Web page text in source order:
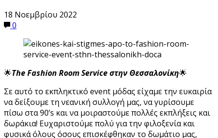
18 Νοεμβρίου 2022
0
🌟The Fashion Room Service στην Θεσσαλονίκη🌟
Σε αυτό το εκπληκτικό event μόδας είχαμε την ευκαιρία
να δείξουμε τη νεανική συλλογή μας, να γυρίσουμε
πίσω στα 90’s και να μοιραστούμε πολλές εκπλήξεις και
δωράκια! Ευχαριστούμε πολύ για την φιλοξενία και
φυσικά όλους όσους επισκέφθηκαν το δωμάτιο μας,